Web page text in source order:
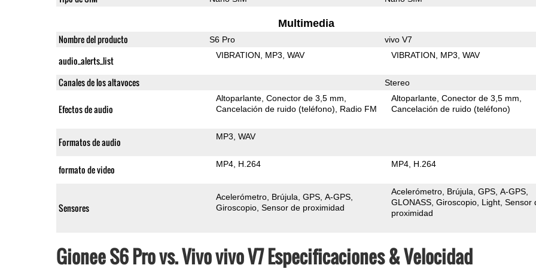
Multimedia
Nombre del producto S6 Pro vivo V7
audio_alerts_list VIBRATION MP3 WAV VIBRATION MP3 WAV
Canales de los altavoces Stereo
Efectos de audio
Altoparlante Conector de 3,5 mm
Cancelación de ruido (teléfono)
Radio FM
Altoparlante Conector de 3,5 mm
Cancelación de ruido (teléfono)
Formatos de audio MP3 WAV
formato de video MP4 H.264 MP4 H.264
Sensores
Acelerómetro Brújula GPS A-GPS
Giroscopio Sensor de proximidad
Acelerómetro Brújula GPS A-GPS
GLONASS Giroscopio Light Sensor
proximidad
Gionee S6 Pro vs. Vivo vivo V7 Especificaciones & Velocidad